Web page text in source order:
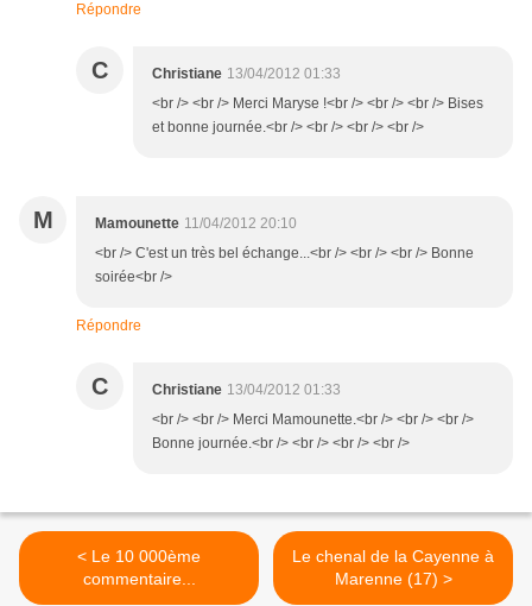
Répondre
C Christiane 13/04/2012 01:33
<br /> <br /> Merci Maryse !<br /> <br /> <br /> Bises
et bonne journée.<br /> <br /> <br /> <br />
M Mamounette 11/04/2012 20:10
<br /> C'est un très bel échange...<br /> <br /> <br /> Bonne
soirée<br />
Répondre
C Christiane 13/04/2012 01:33
<br /> <br /> Merci Mamounette.<br /> <br /> <br />
Bonne journée.<br /> <br /> <br /> <br />
< Le 10 000ème
commentaire...
Le chenal de la Cayenne à
Marenne (17) >